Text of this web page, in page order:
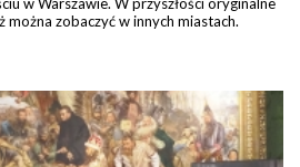
można zobaczyć w innych miastach.